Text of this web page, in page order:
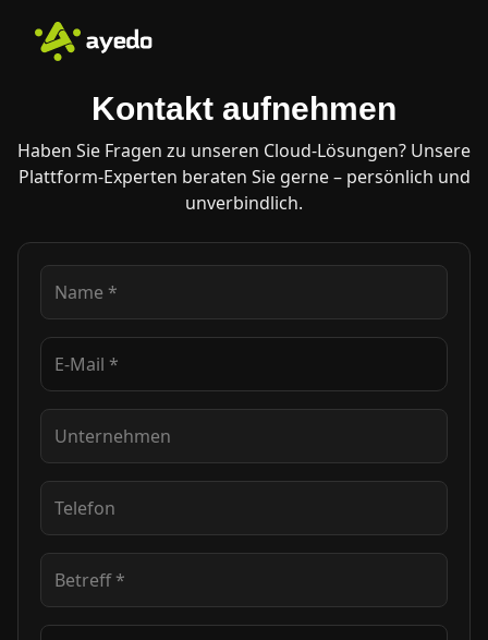
Kontakt aufnehmen
Haben Sie Fragen zu unseren Cloud-Lösungen? Unsere
Plattform-Experten beraten Sie gerne – persönlich und
unverbindlich.